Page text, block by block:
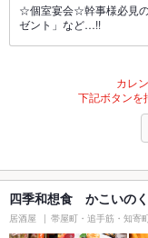
☆個室宴会☆幹事様必見
ゼント」など…!!
カレ
下記ボタンを
四季和想食 かこいの
居酒屋 帯屋町・追手筋・知寄